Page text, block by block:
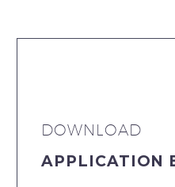
DOWNLOAD
APPLICATION